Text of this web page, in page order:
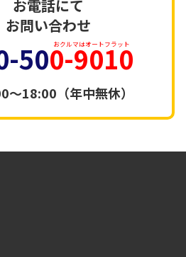
お電話にて
お問い合わせ
500-9010
おクルマはオートフラット
～18:00（年中無休）